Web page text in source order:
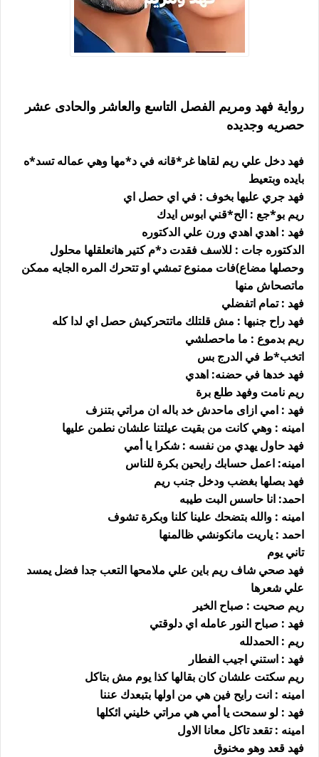
رواية فهد ومريم الفصل التاسع والعاشر والحادى عشر
حصريه وجديده
فهد دخل علي ريم لقاها غر*قانه في د*مها وهي عماله تسد*ه
بايده وبتعيط
فهد جري عليها بخوف : في اي حصل اي
ريم بو*جع : الح*قني ابوس ايدك
فهد : اهدي اهدي ورن علي الدكتوره
الدكتوره جات : للاسف فقدت د*م كتير هانعلقلها محلول
وحصلها مضاع)فات ممنوع تمشي او تتحرك المره الجايه ممكن
ماتصحاش منها
فهد : تمام اتفضلي
فهد راح جنبها : مش قلتلك ماتتحركيش حصل اي لدا كله
ريم بدموع : ما ماحصلشي
اتخب*ط في الدرج بس
فهد خدها في حضنه: اهدي
ريم نامت وفهد طلع برة
فهد : امي ازاى ماحدش خد باله ان مراتي بتنزف
امينه : وهي كانت من بقيت عيلتنا علشان نطمن عليها
فهد حاول يهدي من نفسه : شكرا يا أمي
امينه: اعمل حسابك رايحين بكرة للناس
فهد بصلها بغضب ودخل جنب ريم
احمد: انا حاسس البت طيبه
امينه : والله بتضحك علينا كلنا وبكرة تشوف
احمد : ياريت مانكونشي ظالمنها
تاني يوم
فهد صحي شاف ريم باين علي ملامحها التعب جدا فضل يمسد
علي شعرها
ريم صحيت : صباح الخير
فهد : صباح النور عامله اي دلوقتي
ريم : الحمدلله
فهد : استني اجيب الفطار
ريم سكتت علشان كان بقالها كذا يوم مش بتاكل
امينه : انت رايح فين هي من اولها بتبعدك عننا
فهد : لو سمحت يا أمي هي مراتي خليني ائكلها
امينه : تقعد تاكل معانا الاول
فهد قعد وهو مخنوق